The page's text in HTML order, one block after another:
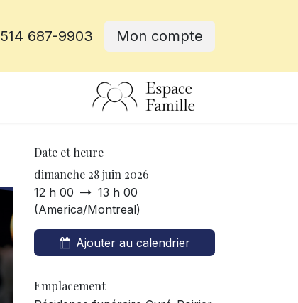
514 687-9903 Mon compte
Date et heure
dimanche 28 juin 2026
12 h 00
13 h 00
(America/Montreal)
Ajouter au calendrier
Emplacement